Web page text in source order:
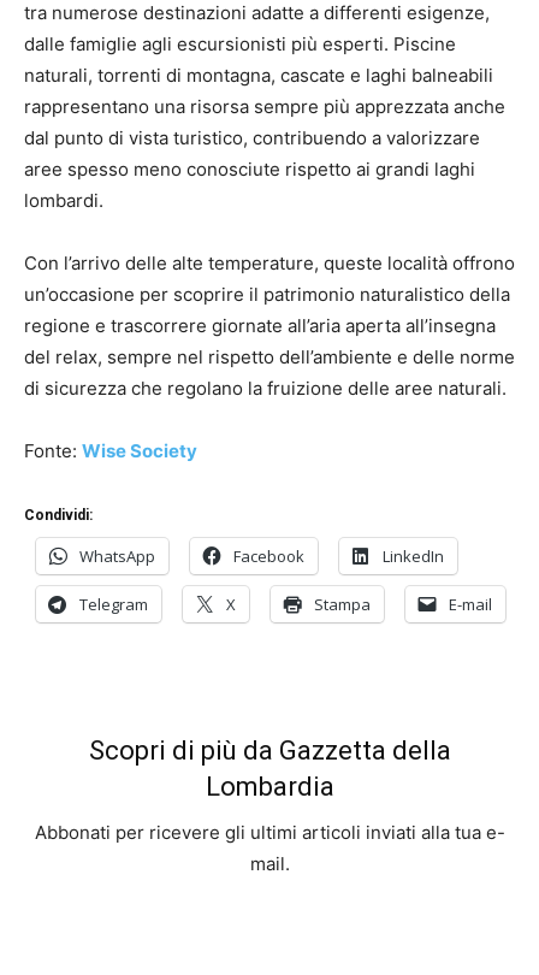
tra numerose destinazioni adatte a differenti esigenze,
dalle famiglie agli escursionisti più esperti. Piscine
naturali, torrenti di montagna, cascate e laghi balneabili
rappresentano una risorsa sempre più apprezzata anche
dal punto di vista turistico, contribuendo a valorizzare
aree spesso meno conosciute rispetto ai grandi laghi
lombardi.
Con l’arrivo delle alte temperature, queste località offrono
un’occasione per scoprire il patrimonio naturalistico della
regione e trascorrere giornate all’aria aperta all’insegna
del relax, sempre nel rispetto dell’ambiente e delle norme
di sicurezza che regolano la fruizione delle aree naturali.
Fonte: Wise Society
Condividi:
WhatsApp Facebook LinkedIn
Telegram X Stampa E-mail
Scopri di più da Gazzetta della
Lombardia
Abbonati per ricevere gli ultimi articoli inviati alla tua e-
mail.